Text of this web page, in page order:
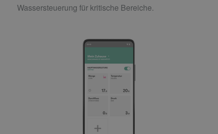
Wassersteuerung für kritische Bereiche.